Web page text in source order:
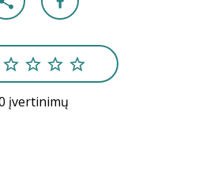
įvertinimų